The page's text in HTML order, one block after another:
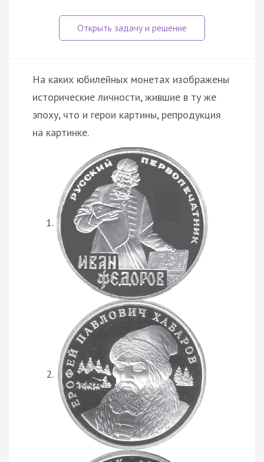
На каких юбилейных монетах изображены
исторические личности, жившие в ту же
эпоху, что и герои картины, репродукция
на картинке.